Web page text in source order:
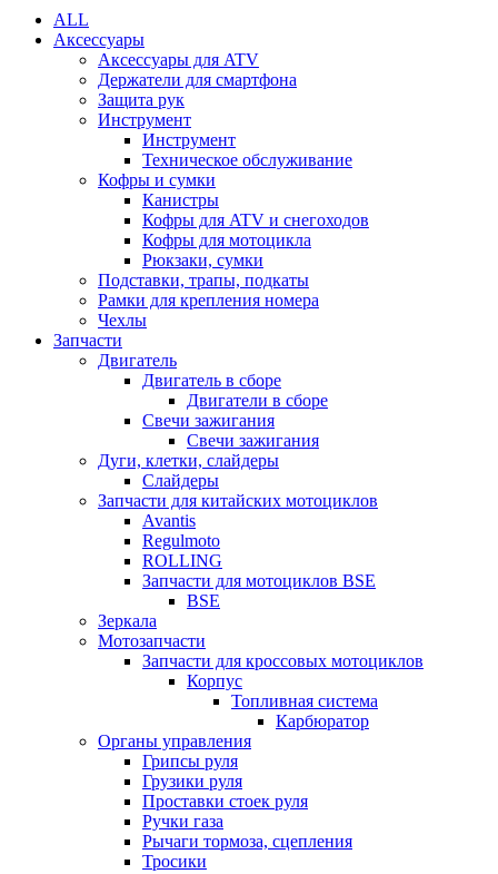
ALL
Аксессуары
Аксессуары для ATV
Держатели для смартфона
Защита рук
Инструмент
Инструмент
Техническое обслуживание
Кофры и сумки
Канистры
Кофры для ATV и снегоходов
Кофры для мотоцикла
Рюкзаки, сумки
Подставки, трапы, подкаты
Рамки для крепления номера
Чехлы
Запчасти
Двигатель
Двигатель в сборе
Двигатели в сборе
Свечи зажигания
Свечи зажигания
Дуги, клетки, слайдеры
Слайдеры
Запчасти для китайских мотоциклов
Avantis
Regulmoto
ROLLING
Запчасти для мотоциклов BSE
BSE
Зеркала
Мотозапчасти
Запчасти для кроссовых мотоциклов
Корпус
Топливная система
Карбюратор
Органы управления
Грипсы руля
Грузики руля
Проставки стоек руля
Ручки газа
Рычаги тормоза, сцепления
Тросики